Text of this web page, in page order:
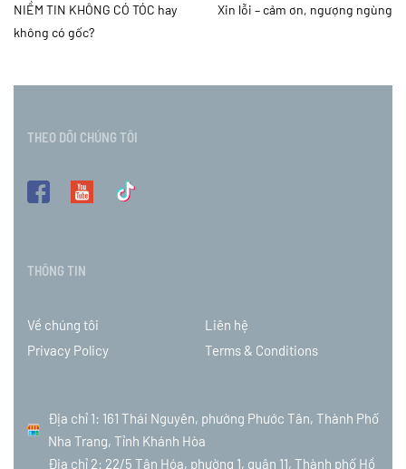
NIỀM TIN KHÔNG CÓ TÓC hay
không có gốc?
Xin lỗi – cảm ơn, ngượng ngùng
THEO DÕI CHÚNG TÔI
THÔNG TIN
Về chúng tôi
Liên hệ
Privacy Policy
Terms & Conditions
Địa chỉ 1: 161 Thái Nguyên, phường Phước Tân, Thành Phố
Nha Trang, Tỉnh Khánh Hòa
Địa chỉ 2: 22/5 Tân Hóa, phường 1, quận 11, Thành phố Hồ